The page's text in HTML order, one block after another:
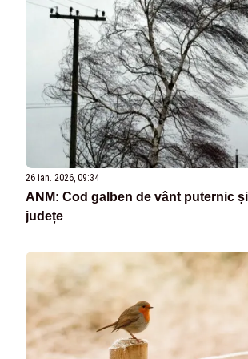
26 ian. 2026, 09:34
ANM: Cod galben de vânt puternic
județe